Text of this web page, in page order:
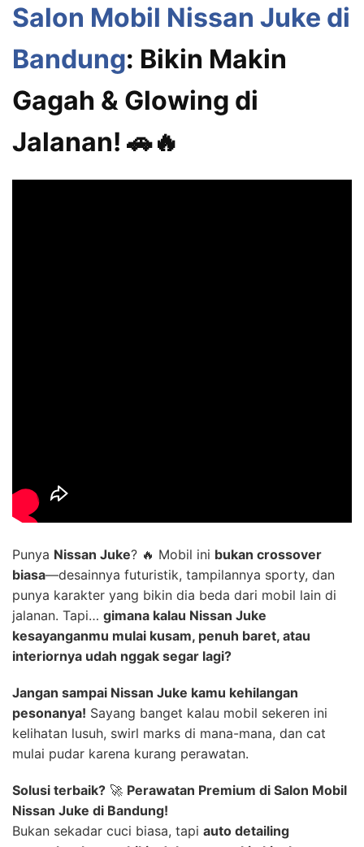
Salon Mobil Nissan Juke di
Bandung: Bikin Makin
Gagah & Glowing di
Jalanan! 🚗🔥
Punya Nissan Juke? 🔥 Mobil ini bukan crossover
biasa—desainnya futuristik, tampilannya sporty, dan
punya karakter yang bikin dia beda dari mobil lain di
jalanan. Tapi… gimana kalau Nissan Juke
kesayanganmu mulai kusam, penuh baret, atau
interiornya udah nggak segar lagi?
Jangan sampai Nissan Juke kamu kehilangan
pesonanya! Sayang banget kalau mobil sekeren ini
kelihatan lusuh, swirl marks di mana-mana, dan cat
mulai pudar karena kurang perawatan.
Solusi terbaik? 🚀 Perawatan Premium di Salon Mobil
Nissan Juke di Bandung!
Bukan sekadar cuci biasa, tapi auto detailing